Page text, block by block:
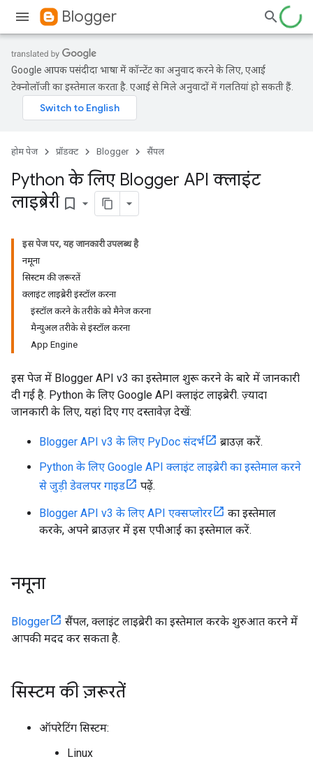
Blogger
Google आपकी पसंदीदा भाषा में कॉन्टेंट का अनुवाद करने के लिए, एआई
टेक्नोलॉजी का इस्तेमाल करता है. एआई से मिले अनुवादों में गलतियां हो सकती हैं.
होम पेज प्रॉडक्ट Blogger सैंपल
Python के लिए Blogger API क्लाइंट
लाइब्रेरी bookmark_border
इस पेज पर, यह जानकारी उपलब्ध है
नमूना
सिस्टम की ज़रूरतें
क्लाइंट लाइब्रेरी इंस्टॉल करना
इंस्टॉल करने के तरीके को मैनेज करना
मैन्युअल तरीके से इंस्टॉल करना
App Engine
इस पेज में Blogger API v3 का इस्तेमाल शुरू करने के बारे में जानकारी
दी गई है. Python के लिए Google API क्लाइंट लाइब्रेरी. ज़्यादा
जानकारी के लिए, यहां दिए गए दस्तावेज़ देखें:
Blogger API v3 के लिए PyDoc संदर्भ
ब्राउज़ करें.
Python के लिए Google API क्लाइंट लाइब्रेरी का इस्तेमाल करने
से जुड़ी डेवलपर गाइड
पढ़ें.
Blogger API v3 के लिए API एक्सप्लोरर
का इस्तेमाल
करके, अपने ब्राउज़र में इस एपीआई का इस्तेमाल करें.
नमूना
Blogger
सैंपल, क्लाइंट लाइब्रेरी का इस्तेमाल करके शुरुआत करने में
आपकी मदद कर सकता है.
सिस्टम की ज़रूरतें
ऑपरेटिंग सिस्टम:
Linux